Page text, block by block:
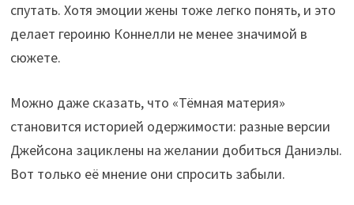
спутать. Хотя эмоции жены тоже легко понять, и это
делает героиню Коннелли не менее значимой в
сюжете.
Можно даже сказать, что «Тёмная материя»
становится историей одержимости: разные версии
Джейсона зациклены на желании добиться Даниэлы.
Вот только её мнение они спросить забыли.